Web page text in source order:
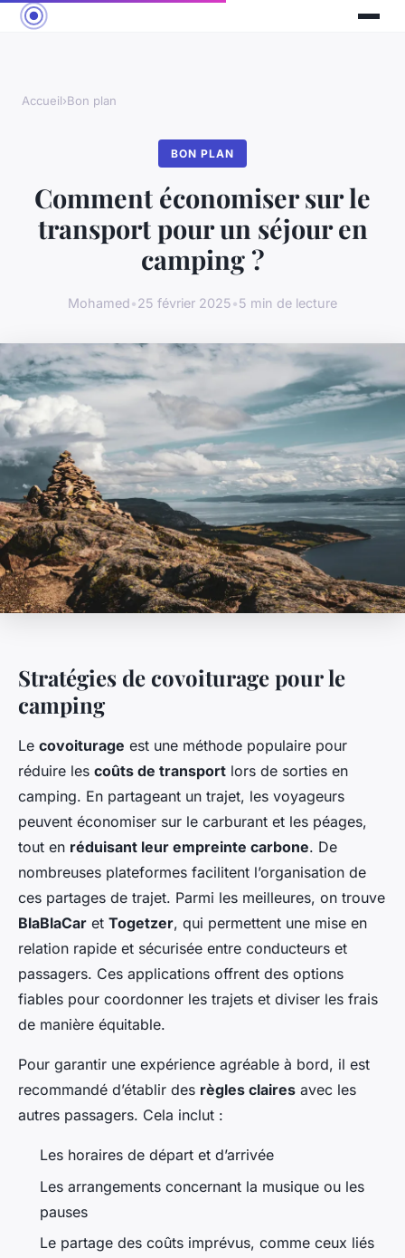
Accueil›Bon plan
BON PLAN
Comment économiser sur le
transport pour un séjour en
camping ?
Mohamed•25 février 2025•5 min de lecture
Stratégies de covoiturage pour le
camping
Le covoiturage est une méthode populaire pour
réduire les coûts de transport lors de sorties en
camping. En partageant un trajet, les voyageurs
peuvent économiser sur le carburant et les péages,
tout en réduisant leur empreinte carbone. De
nombreuses plateformes facilitent l’organisation de
ces partages de trajet. Parmi les meilleures, on trouve
BlaBlaCar et Togetzer, qui permettent une mise en
relation rapide et sécurisée entre conducteurs et
passagers. Ces applications offrent des options
fiables pour coordonner les trajets et diviser les frais
de manière équitable.
Pour garantir une expérience agréable à bord, il est
recommandé d’établir des règles claires avec les
autres passagers. Cela inclut :
Les horaires de départ et d’arrivée
Les arrangements concernant la musique ou les
pauses
Le partage des coûts imprévus, comme ceux liés